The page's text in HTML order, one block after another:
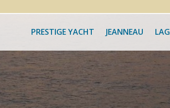
PRESTIGE YACHT JEANNEAU